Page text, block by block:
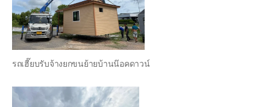
รถเฮี๊ยบรับจ้างยกขนย้ายบ้านน๊อคดาวน์